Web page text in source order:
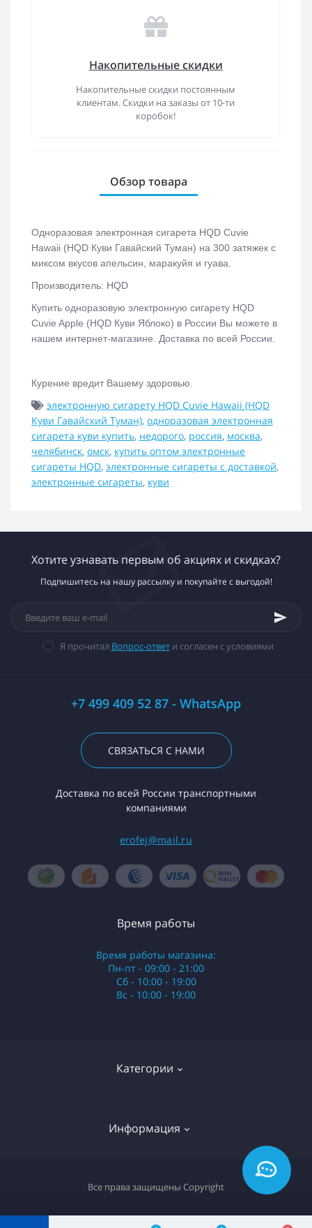
Накопительные скидки
Накопительные скидки постоянным
клиентам. Скидки на заказы от 10-ти
коробок!
Обзор товара
Одноразовая электронная сигарета HQD Cuvie
Hawaii (HQD Куви Гавайский Туман) на 300 затяжек с
миксом вкусов апельсин, маракуйя и гуава.
Производитель: HQD
Купить одноразовую электронную сигарету HQD
Cuvie Apple (HQD Куви Яблоко) в России Вы можете в
нашем интернет-магазине. Доставка по всей России.
Курение вредит Вашему здоровью.
электронную сигарету HQD Cuvie Hawaii (HQD
Куви Гавайский Туман), одноразовая электронная
сигарета куви купить, недорого, россия, москва,
челябинск, омск, купить оптом электронные
сигареты HQD, электронные сигареты с доставкой,
электронные сигареты, куви
Хотите узнавать первым об акциях и скидках?
Подпишитесь на нашу рассылку и покупайте с выгодой!
Я прочитал Вопрос-ответи согласен с условиями
+7 499 409 52 87 - WhatsApp
СВЯЗАТЬСЯ С НАМИ
Доставка по всей России транспортными
компаниями
erofej@mail.ru
Категории
Российские сигареты
Информация
Время работы
Время работы магазина:
Пн-пт - 09:00 - 21:00
Сб - 10:00 - 19:00
Вс - 10:00 - 19:00
Все права защищены Copyright